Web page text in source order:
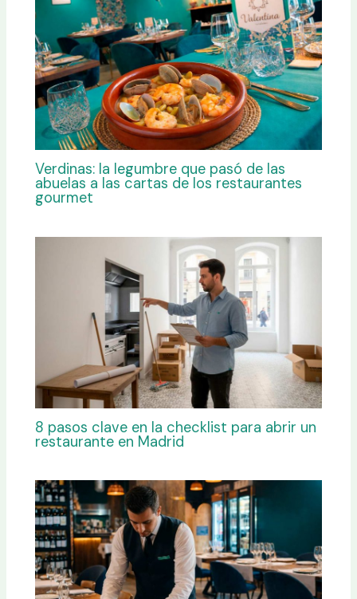
Verdinas: la legumbre que pasó de las
abuelas a las cartas de los restaurantes
gourmet
8 pasos clave en la checklist para abrir un
restaurante en Madrid